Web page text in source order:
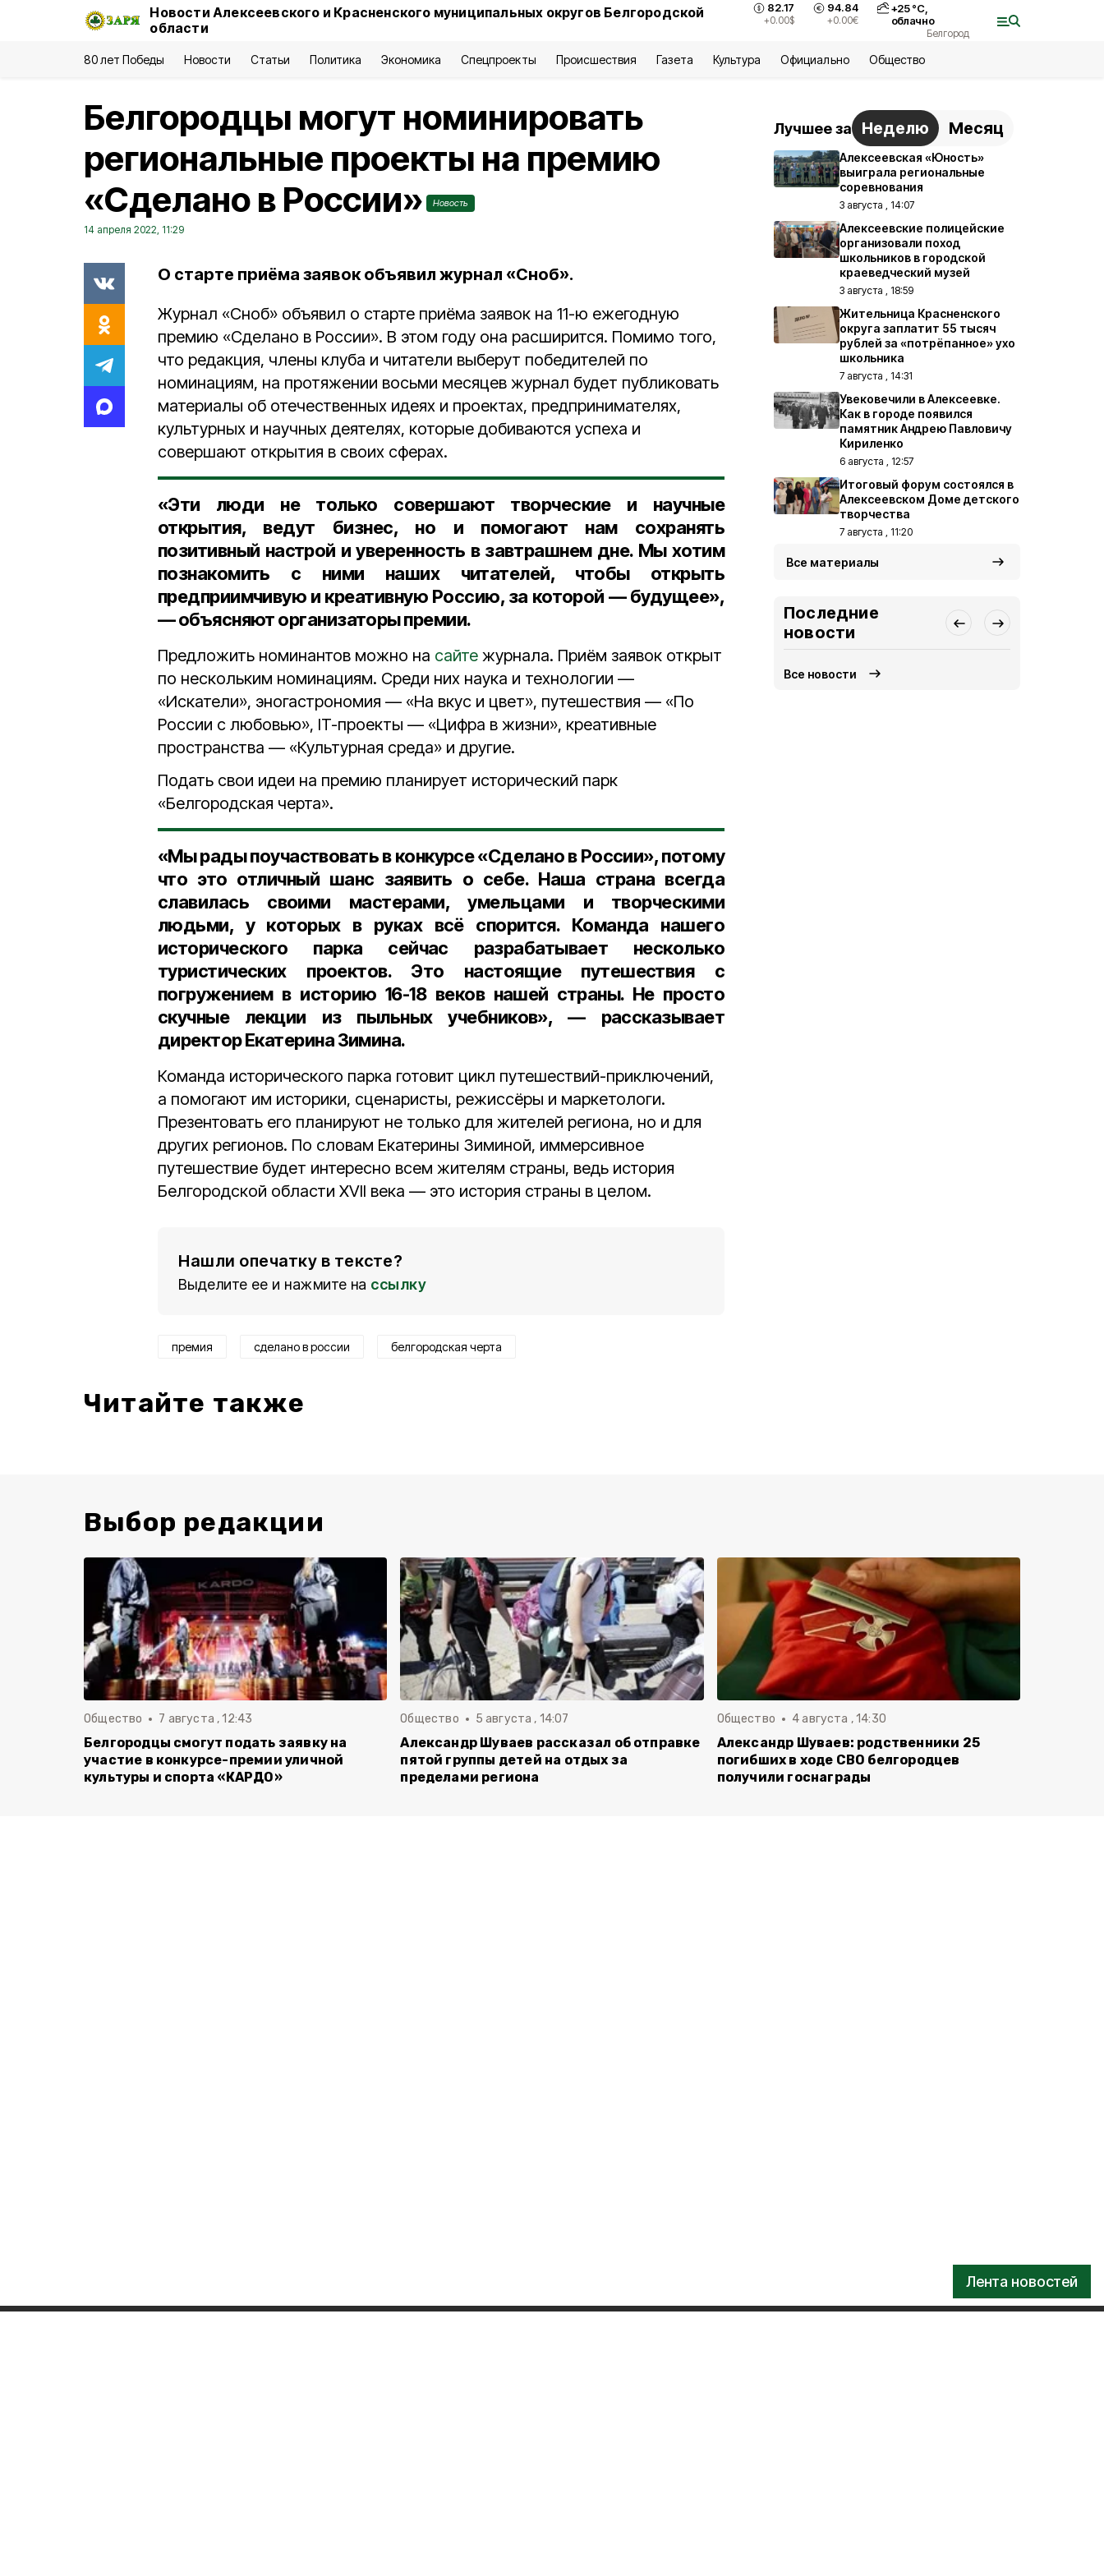
Новости Алексеевского и Красненского муниципальных округов Белгородской
области
82.17
+0.00$
94.84
+0.00€
+25°С,
облачно
Белгород
80 лет Победы Новости Статьи Политика Экономика Спецпроекты Происшествия Газета Культура Официально Общество
Лента новостей
Белгородцы могут номинировать
региональные проекты на премию
«Сделано в России»
Новость
14 апреля 2022, 11:29
О старте приёма заявок объявил журнал «Сноб».
Журнал «Сноб» объявил о старте приёма заявок на 11-ю ежегодную
премию «Сделано в России». В этом году она расширится. Помимо того,
что редакция, члены клуба и читатели выберут победителей по
номинациям, на протяжении восьми месяцев журнал будет публиковать
материалы об отечественных идеях и проектах, предпринимателях,
культурных и научных деятелях, которые добиваются успеха и
совершают открытия в своих сферах.
«Эти люди не только совершают творческие и научные
открытия, ведут бизнес, но и помогают нам сохранять
позитивный настрой и уверенность в завтрашнем дне. Мы хотим
познакомить с ними наших читателей, чтобы открыть
предприимчивую и креативную Россию, за которой — будущее»,
— объясняют организаторы премии.
Предложить номинантов можно на сайте журнала. Приём заявок открыт
по нескольким номинациям. Среди них наука и технологии —
«Искатели», эногастрономия — «На вкус и цвет», путешествия — «По
России с любовью», IT-проекты — «Цифра в жизни», креативные
пространства — «Культурная среда» и другие.
Подать свои идеи на премию планирует исторический парк
«Белгородская черта».
«Мы рады поучаствовать в конкурсе «Сделано в России», потому
что это отличный шанс заявить о себе. Наша страна всегда
славилась своими мастерами, умельцами и творческими
людьми, у которых в руках всё спорится. Команда нашего
исторического парка сейчас разрабатывает несколько
туристических проектов. Это настоящие путешествия с
погружением в историю 16-18 веков нашей страны. Не просто
скучные лекции из пыльных учебников», — рассказывает
директор Екатерина Зимина.
Команда исторического парка готовит цикл путешествий-приключений,
а помогают им историки, сценаристы, режиссёры и маркетологи.
Презентовать его планируют не только для жителей региона, но и для
других регионов. По словам Екатерины Зиминой, иммерсивное
путешествие будет интересно всем жителям страны, ведь история
Белгородской области XVII века — это история страны в целом.
Нашли опечатку в тексте?
Выделите ее и нажмите на ссылку
премия сделано в россии белгородская черта
Читайте также
Лучшее за Неделю Месяц
Алексеевская «Юность»
выиграла региональные
соревнования
3 августа , 14:07
Алексеевские полицейские
организовали поход
школьников в городской
краеведческий музей
3 августа , 18:59
Жительница Красненского
округа заплатит 55 тысяч
рублей за «потрёпанное» ухо
школьника
7 августа , 14:31
Увековечили в Алексеевке.
Как в городе появился
памятник Андрею Павловичу
Кириленко
6 августа , 12:57
Итоговый форум состоялся в
Алексеевском Доме детского
творчества
7 августа , 11:20
Все материалы
Последние
новости
Все новости
Выбор редакции
Общество 7 августа , 12:43
Белгородцы смогут подать заявку на
участие в конкурсе-премии уличной
культуры и спорта «КАРДО»
Общество 5 августа , 14:07
Александр Шуваев рассказал об отправке
пятой группы детей на отдых за
пределами региона
Общество 4 августа , 14:30
Александр Шуваев: родственники 25
погибших в ходе СВО белгородцев
получили госнаграды